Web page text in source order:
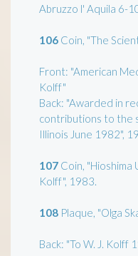
Abruzzo l' Aquila 6-
106 Coin, "The
Front: "American
Kolff"
Back: "Awarded in
contributions to the
Illinois June 1982",
107 Coin, "Hioshima
Kolff", 1983.
108 Plaque, "Olga
Back: "To W. J. Kolff